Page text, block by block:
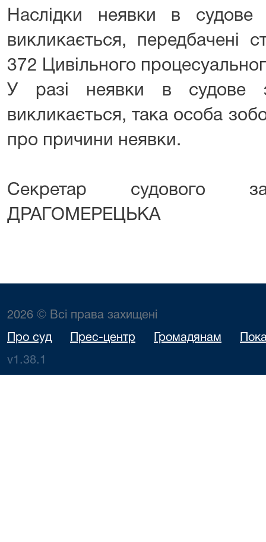
Наслідки неявки в судове
викликається, передбачені
372 Цивільного
У разі неявки в судове
викликається, така особа
про причини неявки.
Секретар судового
ДРАГОМЕРЕЦЬКА
2026 © Всі права захищені
Про суд Прес-центр Громадянам
v1.38.1